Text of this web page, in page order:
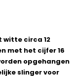
witte circa 12
met het cijfer 16
opgehangen
slinger voor